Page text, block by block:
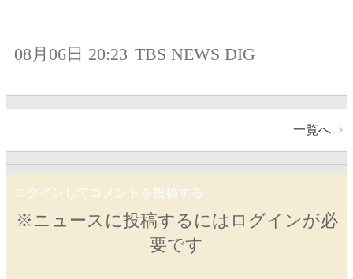
08月06日 20:23 TBS NEWS DIG
一覧へ
ログインしてコメントを投稿する
※ニュースに投稿するにはログインが必
要です